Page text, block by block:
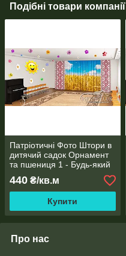
Подібні товари компанії
Патріотичні Фото Штори в
дитячий садок Орнамент
та пшениця 1 - Будь-який
розмір! Читаємо опис!
440 ₴/кв.м
Купити
Про нас